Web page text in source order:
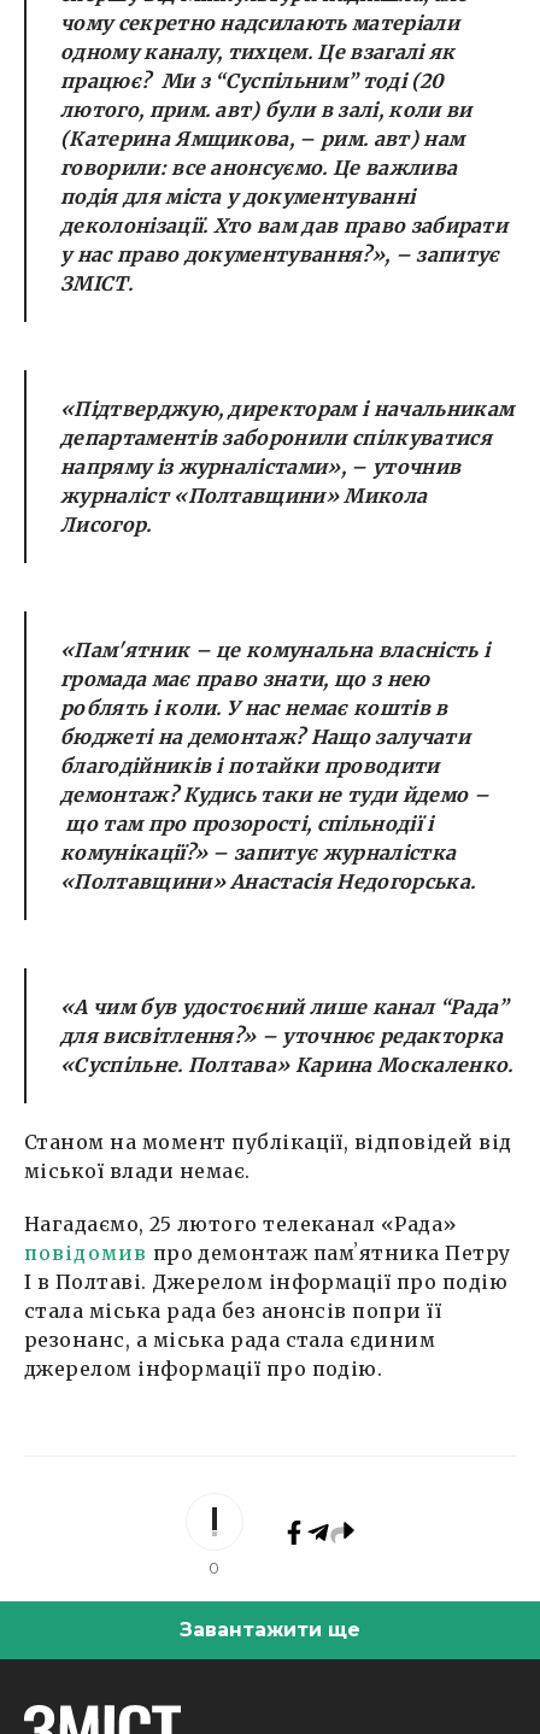
чому секретно надсилають матеріали
одному каналу, тихцем. Це взагалі як
працює? Ми з “Суспільним” тоді (20
лютого, прим. авт) були в залі, коли ви
(Катерина Ямщикова, – рим. авт) нам
говорили: все анонсуємо. Це важлива
подія для міста у документуванні
деколонізації. Хто вам дав право забирати
у нас право документування?», – запитує
ЗМІСТ.
«Підтверджую, директорам і начальникам
департаментів заборонили спілкуватися
напряму із журналістами», – уточнив
журналіст «Полтавщини» Микола
Лисогор.
«Пам'ятник – це комунальна власність і
громада має право знати, що з нею
роблять і коли. У нас немає коштів в
бюджеті на демонтаж? Нащо залучати
благодійників і потайки проводити
демонтаж? Кудись таки не туди йдемо –
що там про прозорості, спільнодії і
комунікації?» – запитує журналістка
«Полтавщини» Анастасія Недогорська.
«А чим був удостоєний лише канал “Рада”
для висвітлення?» – уточнює редакторка
«Суспільне. Полтава» Карина Москаленко.
Станом на момент публікації, відповідей від
міської влади немає.
Нагадаємо, 25 лютого телеканал «Рада»
повідомив про демонтаж памʼятника Петру
І в Полтаві. Джерелом інформації про подію
стала міська рада без анонсів попри її
резонанс, а міська рада стала єдиним
джерелом інформації про подію.
0
Завантажити ще